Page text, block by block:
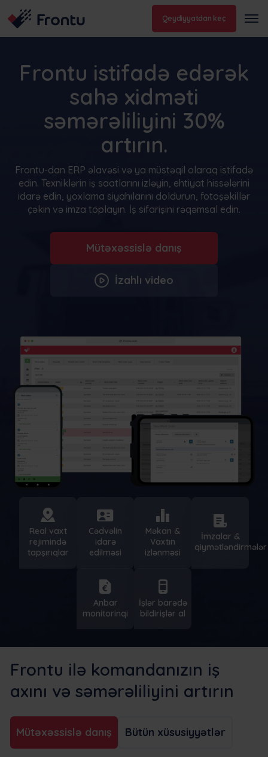
Qeydiyyatdan keç
Frontu istifadə edərək
sahə xidməti
səmərəliliyini 30%
artırın.
Frontu-dan ERP əlavəsi və ya müstəqil olaraq istifadə
edin. Texniklərin iş saatlarını izləyin, ehtiyat hissələrini
idarə edin, yoxlama siyahılarını doldurun, fotoşəkillər
çəkin və imza toplayın. İş sifarişini rəqəmsal edin.
Mütəxəssislə danış
İzahlı video
Real vaxt
rejimində
tapşırıqlar
Cədvəlin
idarə
edilməsi
Məkan &
Vaxtın
izlənməsi
İmzalar &
qiymətləndirmələr
Anbar
monitorinqi
İşlər barədə
bildirişlər al
Frontu ilə komandanızın iş
axını və səmərəliliyini artırın
Mütəxəssislə danış Bütün xüsusiyyətlər